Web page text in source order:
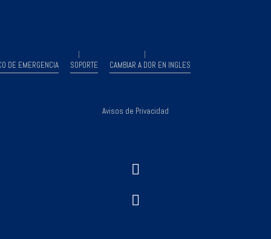
DE EMERGENCIA SOPORTE CAMBIAR A DOR EN INGLES
Avisos de Privacidad